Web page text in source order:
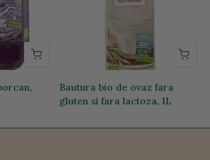
Bautura bio de ovaz fara
gluten si fara lactoza, 1L